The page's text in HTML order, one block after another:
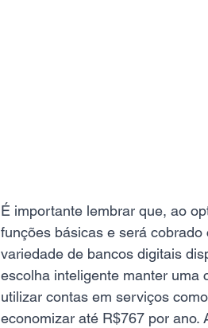
É importante lembrar que, ao
funções básicas e será
variedade de bancos digitais
escolha inteligente manter uma
utilizar contas em serviços
economizar até R$767 por ano.